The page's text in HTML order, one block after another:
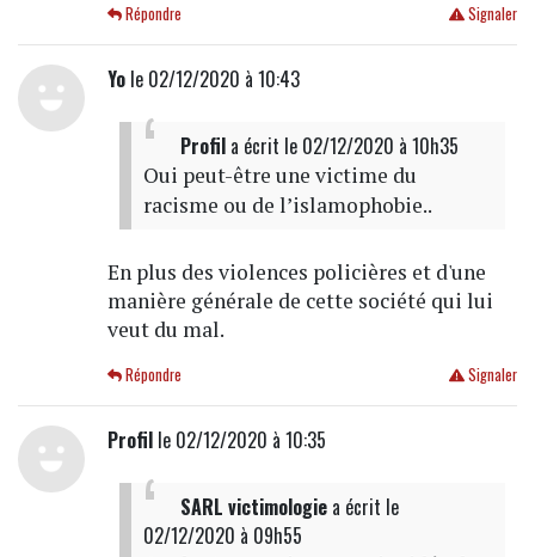
Signaler
Répondre
Yole 02/12/2020 à 10:43
Profila écrit le 02/12/2020 à 10h35
Oui peut-être une victime du
racisme ou de l’islamophobie..
En plus des violences policières et d'une
manière générale de cette société qui lui
veut du mal.
Signaler
Répondre
Profille 02/12/2020 à 10:35
SARL victimologiea écrit le
02/12/2020 à 09h55